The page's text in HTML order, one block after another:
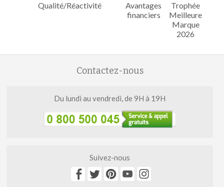
Qualité/Réactivité
Avantages
financiers
Trophée
Meilleure
Marque
2026
Contactez-nous
Du lundi au vendredi, de 9H à 19H
Suivez-nous